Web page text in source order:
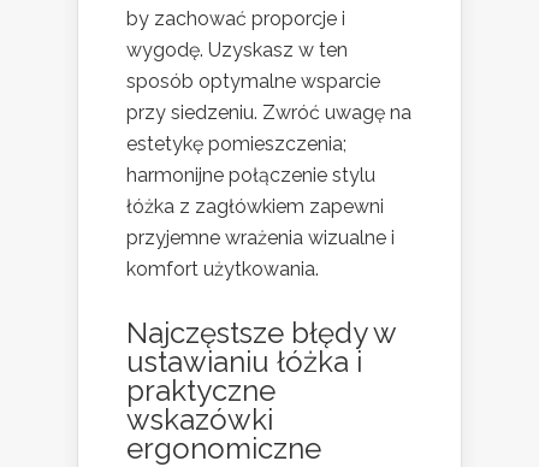
by zachować proporcje i
wygodę. Uzyskasz w ten
sposób optymalne wsparcie
przy siedzeniu. Zwróć uwagę na
estetykę pomieszczenia;
harmonijne połączenie stylu
łóżka z zagłówkiem zapewni
przyjemne wrażenia wizualne i
komfort użytkowania.
Najczęstsze błędy w
ustawianiu łóżka i
praktyczne
wskazówki
ergonomiczne